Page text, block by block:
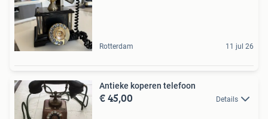
Rotterdam 11 jul 26
Antieke koperen telefoon
€ 45,00 Details